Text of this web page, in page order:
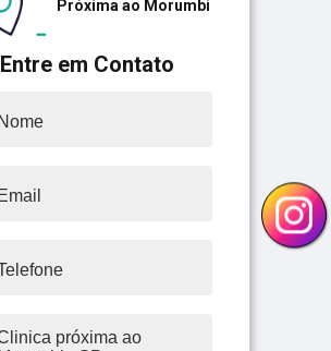
Entre em Contato
Próxima ao Morumbi